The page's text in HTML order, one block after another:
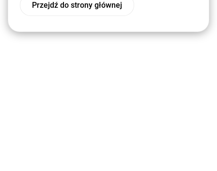
Przejdź do strony głównej